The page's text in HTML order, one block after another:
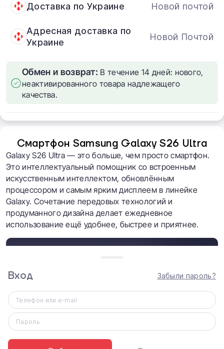
Доставка по Украине Новой почтой
Адресная доставка по
Украине
Новой Почтой
Обмен и возврат: В течение 14 дней: нового,
неактивированного товара надлежащего
качества.
Смартфон Samsung Galaxy S26 Ultra
Galaxy S26 Ultra — это больше, чем просто смартфон.
Это интеллектуальный помощник со встроенным
искусственным интеллектом, обновлённым
процессором и самым ярким дисплеем в линейке
Galaxy. Сочетание передовых технологий и
продуманного дизайна делает ежедневное
использование ещё удобнее, быстрее и приятнее.
Вход Забыли пароль?
Телефон или e-mail
Пароль